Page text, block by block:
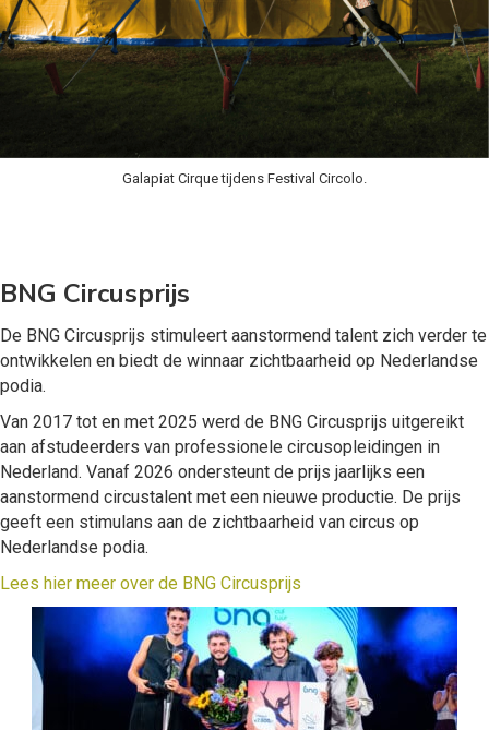
Galapiat Cirque tijdens Festival Circolo.
BNG Circusprijs
De BNG Circusprijs stimuleert aanstormend talent zich verder te
ontwikkelen en biedt de winnaar zichtbaarheid op Nederlandse
podia.
Van 2017 tot en met 2025 werd de BNG Circusprijs uitgereikt
aan afstudeerders van professionele circusopleidingen in
Nederland. Vanaf 2026 ondersteunt de prijs jaarlijks een
aanstormend circustalent met een nieuwe productie. De prijs
geeft een stimulans aan de zichtbaarheid van circus op
Nederlandse podia.
Lees hier meer over de BNG Circusprijs